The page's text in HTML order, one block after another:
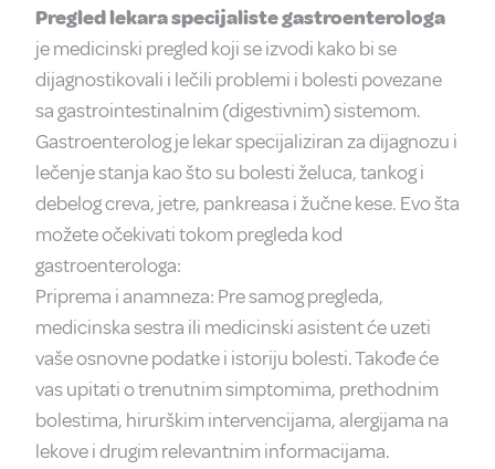
Pregled lekara specijaliste gastroenterologa
je medicinski pregled koji se izvodi kako bi se
dijagnostikovali i lečili problemi i bolesti povezane
sa gastrointestinalnim (digestivnim) sistemom.
Gastroenterolog je lekar specijaliziran za dijagnozu i
lečenje stanja kao što su bolesti želuca, tankog i
debelog creva, jetre, pankreasa i žučne kese. Evo šta
možete očekivati tokom pregleda kod
gastroenterologa:
Priprema i anamneza: Pre samog pregleda,
medicinska sestra ili medicinski asistent će uzeti
vaše osnovne podatke i istoriju bolesti. Takođe će
vas upitati o trenutnim simptomima, prethodnim
bolestima, hirurškim intervencijama, alergijama na
lekove i drugim relevantnim informacijama.